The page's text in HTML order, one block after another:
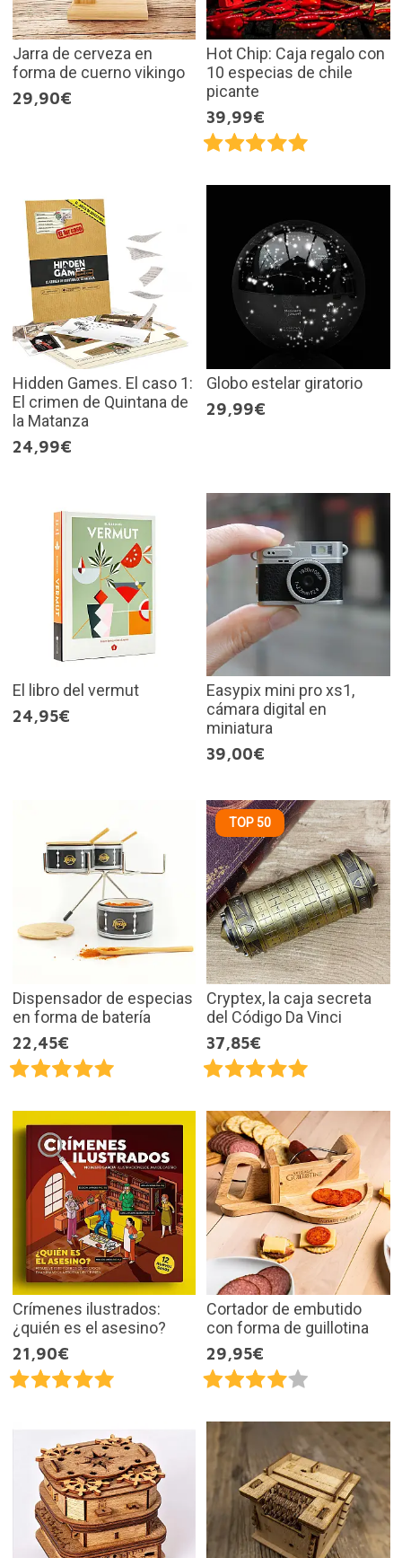
Jarra de cerveza en
forma de cuerno vikingo
29,90€
Hot Chip: Caja regalo con
10 especias de chile
picante
39,99€
Hidden Games. El caso 1:
El crimen de Quintana de
la Matanza
24,99€
Globo estelar giratorio
29,99€
El libro del vermut
24,95€
Easypix mini pro xs1,
cámara digital en
miniatura
39,00€
Dispensador de especias
en forma de batería
22,45€
TOP 50
Cryptex, la caja secreta
del Código Da Vinci
37,85€
Crímenes ilustrados:
¿quién es el asesino?
21,90€
Cortador de embutido
con forma de guillotina
29,95€